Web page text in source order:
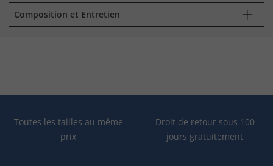
Composition et Entretien
Toutes les tailles au même
prix
Droit de retour sous 100
jours gratuitement